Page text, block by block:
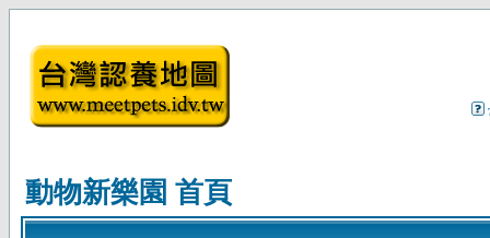
動物新樂園 首頁